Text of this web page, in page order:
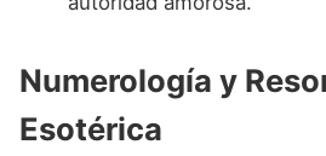
Numerología y
Esotérica